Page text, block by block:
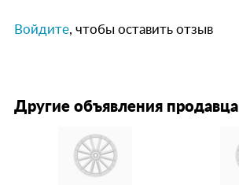
Войдите, чтобы оставить отзыв
Другие объявления продавца